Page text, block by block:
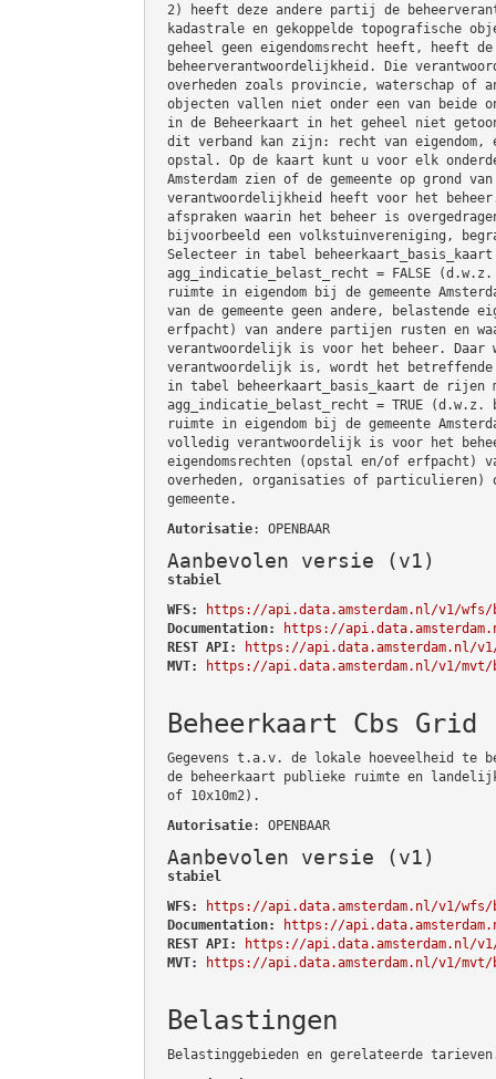
2) heeft deze andere partij de
kadastrale en gekoppelde topografische
geheel geen eigendomsrecht heeft, heeft de
beheerverantwoordelijkheid. Die
overheden zoals provincie, waterschap of
objecten vallen niet onder een van beide
in de Beheerkaart in het geheel niet
dit verband kan zijn: recht van
opstal. Op de kaart kunt u voor elk
Amsterdam zien of de gemeente op grond
verantwoordelijkheid heeft voor het
afspraken waarin het beheer is
bijvoorbeeld een volkstuinvereniging,
Selecteer in tabel
agg_indicatie_belast_recht = FALSE
ruimte in eigendom bij de gemeente
van de gemeente geen andere, belastende
erfpacht) van andere partijen rusten en
verantwoordelijk is voor het beheer. Daar
verantwoordelijk is, wordt het
in tabel beheerkaart_basis_kaart de rijen
agg_indicatie_belast_recht = TRUE
ruimte in eigendom bij de gemeente
volledig verantwoordelijk is voor het
eigendomsrechten (opstal en/of erfpacht)
overheden, organisaties of particulieren)
gemeente.
Autorisatie: OPENBAAR
Aanbevolen versie (v1)
stabiel
WFS:
https://api.data.amsterdam.nl/v1/wfs/
Documentation:
https://
REST API:
https://api.data.amsterdam.nl/
MVT:
https://api.data.amsterdam.nl/v1/mvt/
Beheerkaart Cbs Grid
Gegevens t.a.v. de lokale hoeveelheid te
de beheerkaart publieke ruimte en landelijk
of 10x10m2).
Autorisatie: OPENBAAR
Aanbevolen versie (v1)
stabiel
WFS:
https://api.data.amsterdam.nl/v1/wfs/
Documentation:
https://
REST API:
https://api.data.amsterdam.nl/
MVT:
https://api.data.amsterdam.nl/v1/mvt/
Belastingen
Belastinggebieden en gerelateerde